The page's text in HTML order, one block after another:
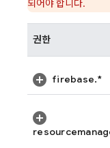
되어야 합니다.
권한
firebase.*